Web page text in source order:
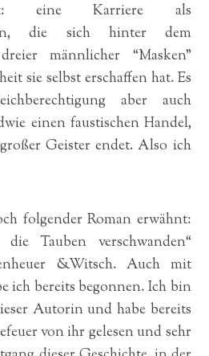
eine Karriere als
die sich hinter dem
männlicher “Masken”
sie selbst erschaffen hat. Es
aber auch
einen faustischen Handel,
Geister endet. Also ich
folgender Roman erwähnt:
Tauben verschwanden“
&Witsch. Auch mit
ich bereits begonnen. Ich bin
Autorin und habe bereits
von ihr gelesen und sehr